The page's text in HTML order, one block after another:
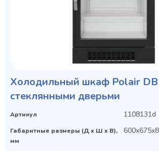
Холодильный шкаф Polair
стеклянными дверьми
Артикул 1108131d
Габаритные размеры (Д х Ш х В),
мм